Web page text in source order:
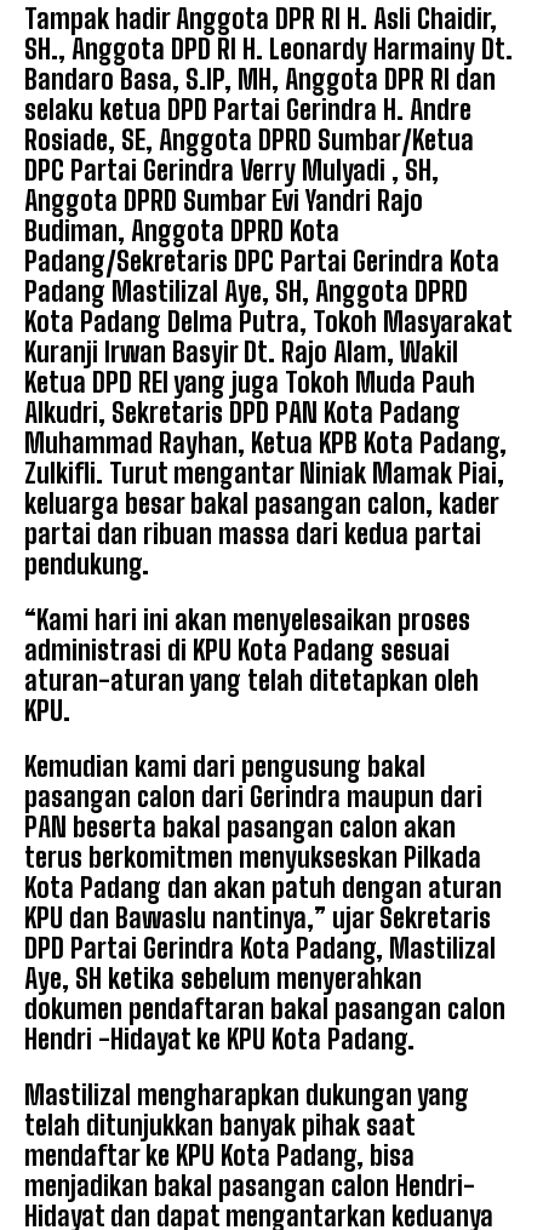
Tampak hadir Anggota DPR RI H. Asli Chaidir,
SH., Anggota DPD RI H. Leonardy Harmainy Dt.
Bandaro Basa, S.IP, MH, Anggota DPR RI dan
selaku ketua DPD Partai Gerindra H. Andre
Rosiade, SE, Anggota DPRD Sumbar/Ketua
DPC Partai Gerindra Verry Mulyadi , SH,
Anggota DPRD Sumbar Evi Yandri Rajo
Budiman, Anggota DPRD Kota
Padang/Sekretaris DPC Partai Gerindra Kota
Padang Mastilizal Aye, SH, Anggota DPRD
Kota Padang Delma Putra, Tokoh Masyarakat
Kuranji Irwan Basyir Dt. Rajo Alam, Wakil
Ketua DPD REI yang juga Tokoh Muda Pauh
Alkudri, Sekretaris DPD PAN Kota Padang
Muhammad Rayhan, Ketua KPB Kota Padang,
Zulkifli. Turut mengantar Niniak Mamak Piai,
keluarga besar bakal pasangan calon, kader
partai dan ribuan massa dari kedua partai
pendukung.
“Kami hari ini akan menyelesaikan proses
administrasi di KPU Kota Padang sesuai
aturan-aturan yang telah ditetapkan oleh
KPU.
Kemudian kami dari pengusung bakal
pasangan calon dari Gerindra maupun dari
PAN beserta bakal pasangan calon akan
terus berkomitmen menyukseskan Pilkada
Kota Padang dan akan patuh dengan aturan
KPU dan Bawaslu nantinya,” ujar Sekretaris
DPD Partai Gerindra Kota Padang, Mastilizal
Aye, SH ketika sebelum menyerahkan
dokumen pendaftaran bakal pasangan calon
Hendri -Hidayat ke KPU Kota Padang.
Mastilizal mengharapkan dukungan yang
telah ditunjukkan banyak pihak saat
mendaftar ke KPU Kota Padang, bisa
menjadikan bakal pasangan calon Hendri-
Hidayat dan dapat mengantarkan keduanya